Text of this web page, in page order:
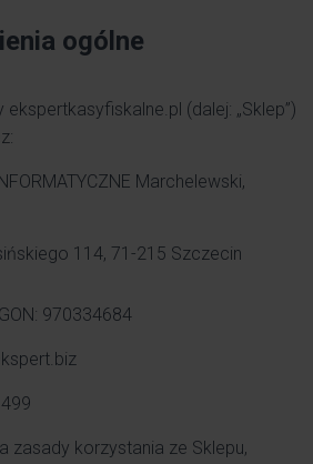
ogólne
(dalej: „Sklep”)
Marchelewski,
114, 71-215 Szczecin
970334684
zasady korzystania ze Sklepu,